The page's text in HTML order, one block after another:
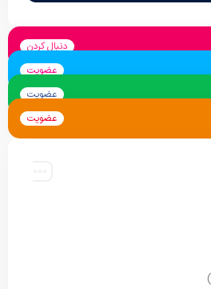
دنبال کردن
عضویت
عضویت
عضویت